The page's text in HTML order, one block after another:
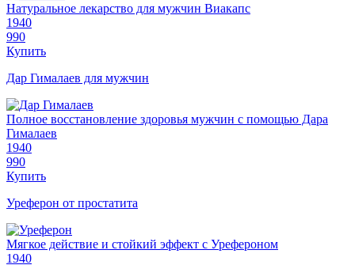
Натуральное лекарство для мужчин Виакапс
1940
990
Купить
Дар Гималаев для мужчин
Полное восстановление здоровья мужчин с помощью Дара
Гималаев
1940
990
Купить
Уреферон от простатита
Мягкое действие и стойкий эффект с Урефероном
1940